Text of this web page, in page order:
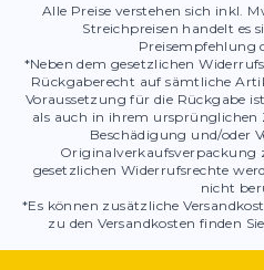
Alle Preise verstehen sich inkl.
Streichpreisen handelt es
Preisempfehlung
*Neben dem gesetzlichen
Rückgaberecht auf sämtliche
Voraussetzung für die Rückgabe
als auch in ihrem
Beschädigung und/oder
Originalverkaufsverpackung
gesetzlichen Widerrufsrechte
nicht
*Es können zusätzliche
zu den Versandkosten finden